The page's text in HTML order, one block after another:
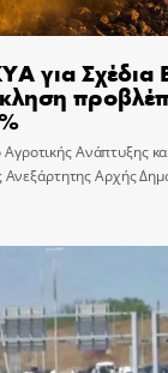
για Σχέδια
Ανάπτυξης
Ανεξάρτητης Αρχής